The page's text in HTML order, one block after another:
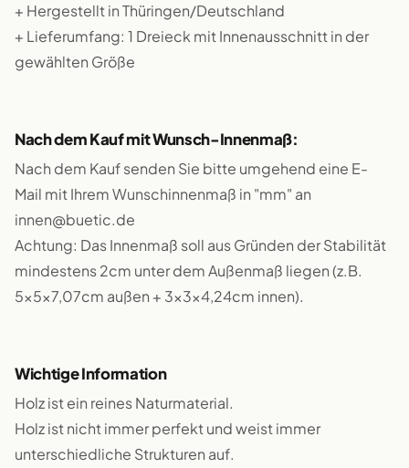
+ Hergestellt in Thüringen/Deutschland
+ Lieferumfang: 1 Dreieck mit Innenausschnitt in der
gewählten Größe
Nach dem Kauf mit Wunsch-Innenmaß:
Nach dem Kauf senden Sie bitte umgehend eine E-
Mail mit Ihrem Wunschinnenmaß in "mm" an
innen@buetic.de
Achtung: Das Innenmaß soll aus Gründen der Stabilität
mindestens 2cm unter dem Außenmaß liegen (z.B.
5x5x7,07cm außen + 3x3x4,24cm innen).
Wichtige Information
Holz ist ein reines Naturmaterial.
Holz ist nicht immer perfekt und weist immer
unterschiedliche Strukturen auf.